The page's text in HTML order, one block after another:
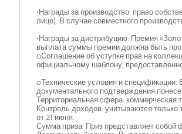
•Награды за производство: право
лицо). В случае совместного
•Награды за дистрибуцию: Премия
выплата суммы премии должна быть
oСоглашение об уступке прав на
официальному шаблону,
oТехнические условия и
документального подтверждения
Территориальная сфера: коммерческая
Контроль доходов: учитываются только
от 21 июня.
Сумма приза: Приз представляет собой